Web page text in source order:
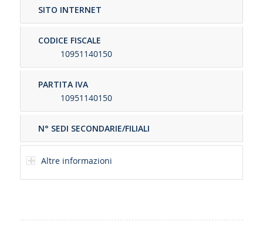
SITO INTERNET
CODICE FISCALE
10951140150
PARTITA IVA
10951140150
N° SEDI SECONDARIE/FILIALI
Altre informazioni